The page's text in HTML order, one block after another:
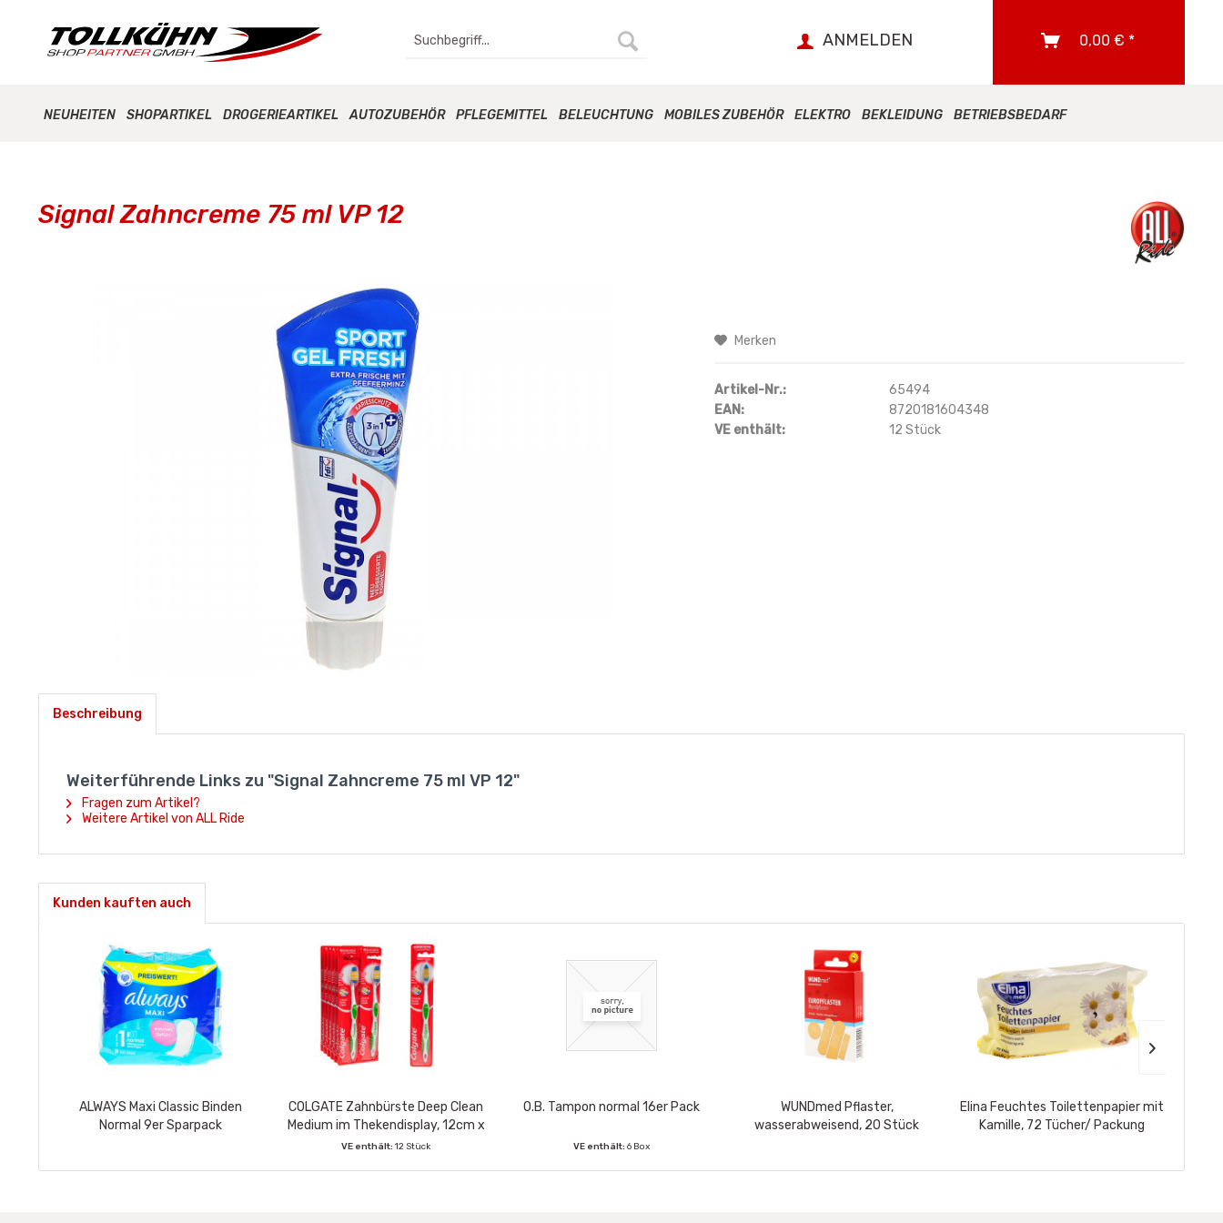
ANMELDEN 0,00 € *
NEUHEITEN SHOPARTIKEL DROGERIEARTIKEL AUTOZUBEHÖR PFLEGEMITTEL BELEUCHTUNG MOBILES ZUBEHÖR ELEKTRO BEKLEIDUNG BETRIEBSBEDARF
Signal Zahncreme 75 ml VP 12
Merken
Artikel-Nr.:
65494
EAN:
8720181604348
VE enthält:
12 Stück
Beschreibung
Weiterführende Links zu "Signal Zahncreme 75 ml VP 12"
Fragen zum Artikel?
Weitere Artikel von ALL Ride
Kunden kauften auch
ALWAYS Maxi Classic Binden
Normal 9er Sparpack
COLGATE Zahnbürste Deep Clean
Medium im Thekendisplay, 12cm x
9cm
VE enthält:12 Stück
O.B. Tampon normal 16er Pack
VE enthält: 6 Box
WUNDmed Pflaster,
wasserabweisend, 20 Stück
Elina Feuchtes Toilettenpapier mit
Kamille, 72 Tücher/ Packung